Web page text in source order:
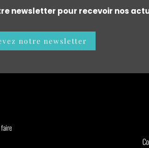
newsletter pour recevoir nos
notre newsletter